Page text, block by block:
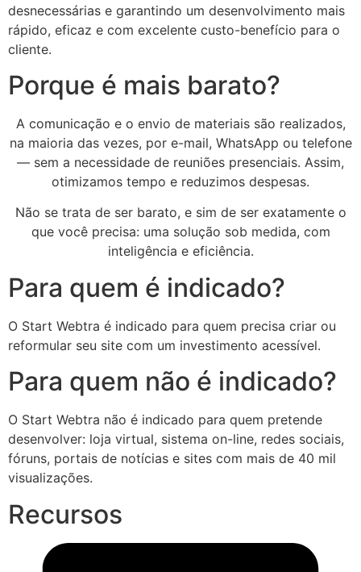
desnecessárias e garantindo um desenvolvimento mais
rápido, eficaz e com excelente custo-benefício para o
cliente.
Porque é mais barato?
A comunicação e o envio de materiais são realizados,
na maioria das vezes, por e-mail, WhatsApp ou telefone
— sem a necessidade de reuniões presenciais. Assim,
otimizamos tempo e reduzimos despesas.
Não se trata de ser barato, e sim de ser exatamente o
que você precisa: uma solução sob medida, com
inteligência e eficiência.
Para quem é indicado?
O Start Webtra é indicado para quem precisa criar ou
reformular seu site com um investimento acessível.
Para quem não é indicado?
O Start Webtra não é indicado para quem pretende
desenvolver: loja virtual, sistema on-line, redes sociais,
fóruns, portais de notícias e sites com mais de 40 mil
visualizações.
Recursos